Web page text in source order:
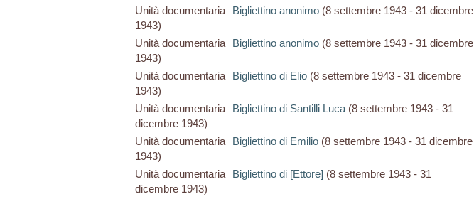
Unità documentaria
Bigliettino anonimo (8 settembre 1943 - 31 dicembre
1943)
Unità documentaria
Bigliettino anonimo (8 settembre 1943 - 31 dicembre
1943)
Unità documentaria
Bigliettino di Elio(8 settembre 1943 - 31 dicembre
1943)
Unità documentaria
Bigliettino di Santilli Luca (8 settembre 1943 - 31
dicembre 1943)
Unità documentaria
Bigliettino di Emilio(8 settembre 1943 - 31 dicembre
1943)
Unità documentaria
Bigliettino di [Ettore] (8 settembre 1943 - 31
dicembre 1943)